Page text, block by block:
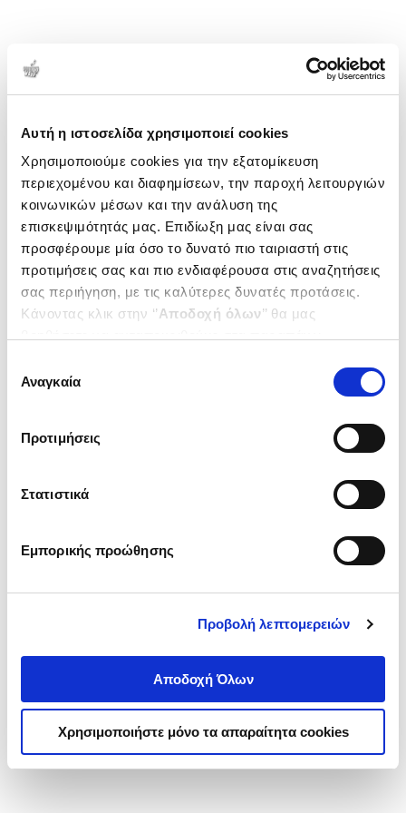
Αυτή η ιστοσελίδα χρησιμοποιεί cookies
Χρησιμοποιούμε cookies για την εξατομίκευση
περιεχομένου και διαφημίσεων, την παροχή λειτουργιών
κοινωνικών μέσων και την ανάλυση της
επισκεψιμότητάς μας. Επιδίωξη μας είναι σας
προσφέρουμε μία όσο το δυνατό πιο ταιριαστή στις
προτιμήσεις σας και πιο ενδιαφέρουσα στις αναζητήσεις
σας περιήγηση, με τις καλύτερες δυνατές προτάσεις.
Κάνοντας κλικ στην ‘’Αποδοχή όλων’’ θα μας
ενδιαφέρουν και να επιλέξετε από τα παρακάτω με την
΄΄και να ενημερωθείτε σχετικά με
συγκατάθεσης
Αναγκαία
Προτιμήσεις
Στατιστικά
Εμπορικής προώθησης
Προβολή λεπτομερειών
Αποδοχή Όλων
Χρησιμοποιήστε μόνο τα απαραίτητα cookies